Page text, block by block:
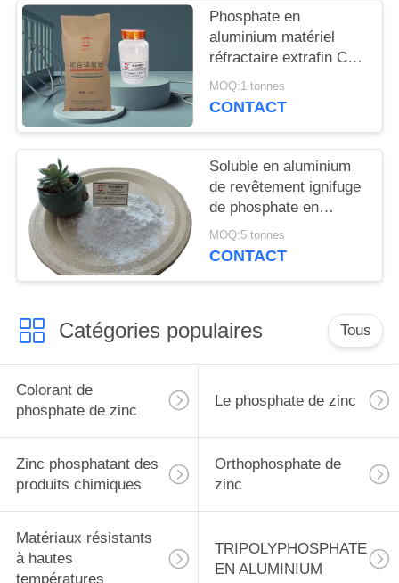
PRIVACY
POLICY
Phosphate en
aluminium matériel
réfractaire extrafin Cas
7784-30-7 de reliure
MOQ:1 tonnes
CONTACT
Soluble en aluminium
de revêtement ignifuge
de phosphate en
matériel résistant à la
chaleur Cas 7784-30-7
MOQ:5 tonnes
CONTACT
Catégories populaires Tous
Colorant de
phosphate de zinc
Le phosphate de zinc
Zinc phosphatant des
produits chimiques
Orthophosphate de
zinc
Matériaux résistants
à hautes
températures
TRIPOLYPHOSPHATE
EN ALUMINIUM